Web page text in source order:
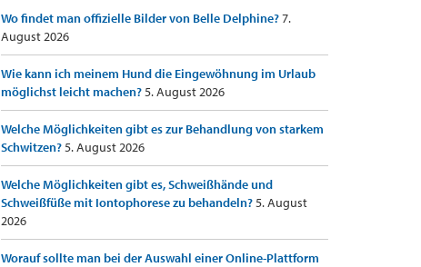
Wo findet man offizielle Bilder von Belle Delphine?7.
August 2026
Wie kann ich meinem Hund die Eingewöhnung im Urlaub
möglichst leicht machen?5. August 2026
Welche Möglichkeiten gibt es zur Behandlung von starkem
Schwitzen?5. August 2026
Welche Möglichkeiten gibt es, Schweißhände und
Schweißfüße mit Iontophorese zu behandeln?5. August
2026
Worauf sollte man bei der Auswahl einer Online-Plattform